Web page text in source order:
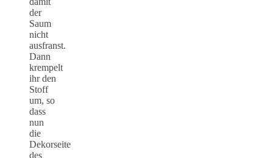
der
Saum
nicht
ausfranst.
Dann
krempelt
ihr den
Stoff
um, so
dass
nun
die
Dekorseite
des